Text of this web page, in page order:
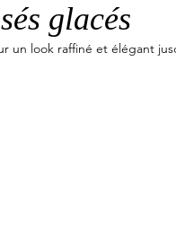
glacés
un look raffiné et élégant